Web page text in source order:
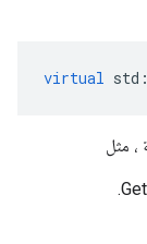
virtual std
، مثل